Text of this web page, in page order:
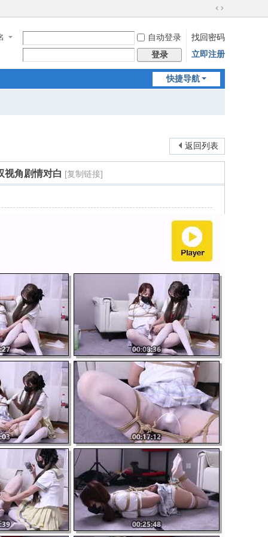
切
到
宽
自动登录
找回密码
登录
立即注册
快捷导航
返回列表
视角剧情对白 [复制链接]